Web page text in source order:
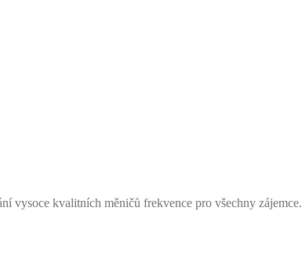
vysoce kvalitních měničů frekvence pro všechny zájemce.